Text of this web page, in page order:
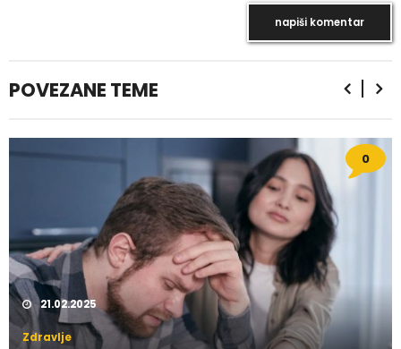
POVEZANE TEME
0
21.02.2025
Zdravlje